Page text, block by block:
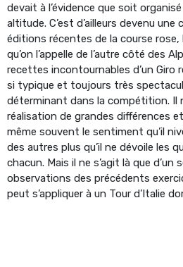
devait à l’évidence que soit
altitude. C’est d’ailleurs devenu
éditions récentes de la course
qu’on l’appelle de l’autre côté des
recettes incontournables d’un Giro
si typique et toujours très
déterminant dans la compétition. Il
réalisation de grandes différences
même souvent le sentiment qu’il
des autres plus qu’il ne dévoile les
chacun. Mais il ne s’agit là que
observations des précédents
peut s’appliquer à un Tour d’Italie